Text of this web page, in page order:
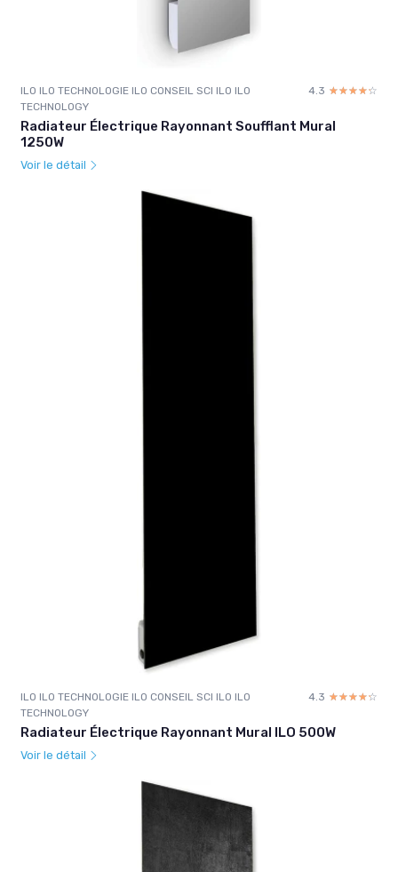
ILO ILO TECHNOLOGIE ILO CONSEIL SCI ILO ILO
TECHNOLOGY
4.3 ☆☆☆☆☆
★★★★★
Radiateur Électrique Rayonnant Soufflant Mural
1250W
Voir le détail
ILO ILO TECHNOLOGIE ILO CONSEIL SCI ILO ILO
TECHNOLOGY
4.3 ☆☆☆☆☆
★★★★★
Radiateur Électrique Rayonnant Mural ILO 500W
Voir le détail